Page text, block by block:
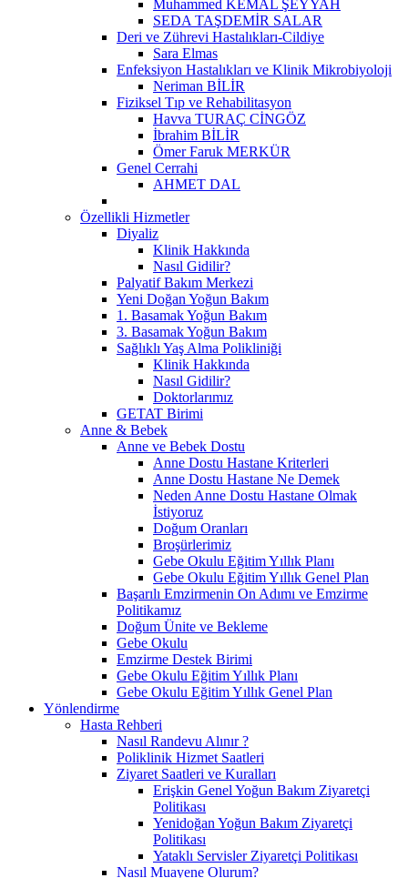
Muhammed KEMAL ŞEYYAH
SEDA TAŞDEMİR SALAR
Deri ve Zührevi Hastalıkları-Cildiye
Sara Elmas
Enfeksiyon Hastalıkları ve Klinik Mikrobiyoloji
Neriman BİLİR
Fiziksel Tıp ve Rehabilitasyon
Havva TURAÇ CİNGÖZ
İbrahim BİLİR
Ömer Faruk MERKÜR
Genel Cerrahi
AHMET DAL
Özellikli Hizmetler
Diyaliz
Klinik Hakkında
Nasıl Gidilir?
Palyatif Bakım Merkezi
Yeni Doğan Yoğun Bakım
1. Basamak Yoğun Bakım
3. Basamak Yoğun Bakım
Sağlıklı Yaş Alma Polikliniği
Klinik Hakkında
Nasıl Gidilir?
Doktorlarımız
GETAT Birimi
Anne & Bebek
Anne ve Bebek Dostu
Anne Dostu Hastane Kriterleri
Anne Dostu Hastane Ne Demek
Neden Anne Dostu Hastane Olmak
İstiyoruz
Doğum Oranları
Broşürlerimiz
Gebe Okulu Eğitim Yıllık Planı
Gebe Okulu Eğitim Yıllık Genel Plan
Başarılı Emzirmenin On Adımı ve Emzirme
Politikamız
Doğum Ünite ve Bekleme
Gebe Okulu
Emzirme Destek Birimi
Gebe Okulu Eğitim Yıllık Planı
Gebe Okulu Eğitim Yıllık Genel Plan
Yönlendirme
Hasta Rehberi
Nasıl Randevu Alınır ?
Poliklinik Hizmet Saatleri
Ziyaret Saatleri ve Kuralları
Erişkin Genel Yoğun Bakım Ziyaretçi
Politikası
Yenidoğan Yoğun Bakım Ziyaretçi
Politikası
Yataklı Servisler Ziyaretçi Politikası
Nasıl Muayene Olurum?